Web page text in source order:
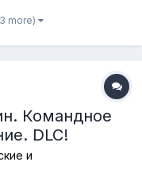
погоде просто
жизнь и
more)
Командное
DLC!
и